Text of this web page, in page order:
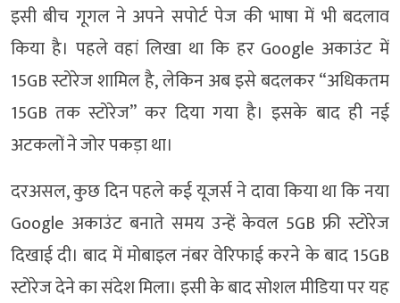
इसी बीच गूगल ने अपने सपोर्ट पेज की भाषा में भी बदलाव
किया है। पहले वहां लिखा था कि हर Google अकाउंट में
15GB स्टोरेज शामिल है, लेकिन अब इसे बदलकर “अधिकतम
15GB तक स्टोरेज” कर दिया गया है। इसके बाद ही नई
अटकलों ने जोर पकड़ा था।
दरअसल, कुछ दिन पहले कई यूजर्स ने दावा किया था कि नया
Google अकाउंट बनाते समय उन्हें केवल 5GB फ्री स्टोरेज
दिखाई दी। बाद में मोबाइल नंबर वेरिफाई करने के बाद 15GB
स्टोरेज देने का संदेश मिला। इसी के बाद सोशल मीडिया पर यह